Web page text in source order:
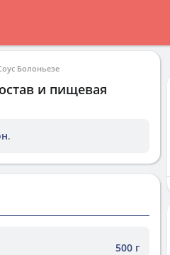
Болоньезе
и пищевая
.
500 г